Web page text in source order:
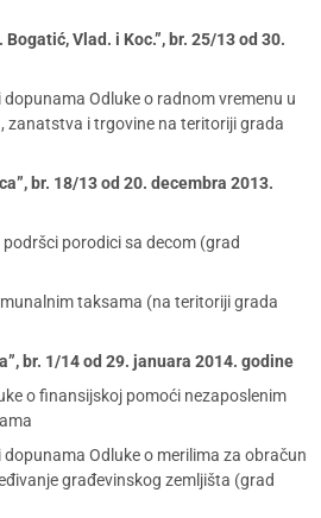
Vlad. i Koc.”, br. 25/13 od 30.
Odluke o radnom vremenu u
zanatstva i trgovine na teritoriji grada
br. 18/13 od 20. decembra 2013.
porodici sa decom (grad
taksama (na teritoriji grada
br. 1/14 od 29. januara 2014. godine
o finansijskoj pomoći nezaposlenim
Odluke o merilima za obračun
građevinskog zemljišta (grad